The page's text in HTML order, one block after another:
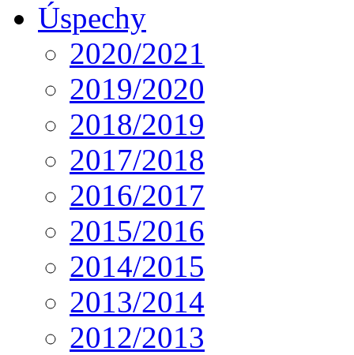
Úspechy
2020/2021
2019/2020
2018/2019
2017/2018
2016/2017
2015/2016
2014/2015
2013/2014
2012/2013